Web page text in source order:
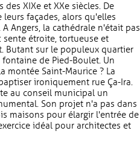
XIXe et XXe siècles. De
façades, alors qu'elles
Angers, la cathédrale n'était pas
sente étroite, tortueuse et
Butant sur le populeux quartier
de Pied-Boulet. Un
montée Saint-Maurice ? La
ironiquement rue Ça-Ira.
au conseil municipal un
Son projet n'a pas dans
maisons pour élargir l'entrée de
idéal pour architectes et